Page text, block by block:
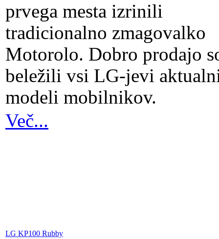
prvega mesta izrinili
tradicionalno zmagovalko
Motorolo. Dobro prodajo
beležili vsi LG-jevi
modeli mobilnikov.
Več...
LG KP100 Rubby